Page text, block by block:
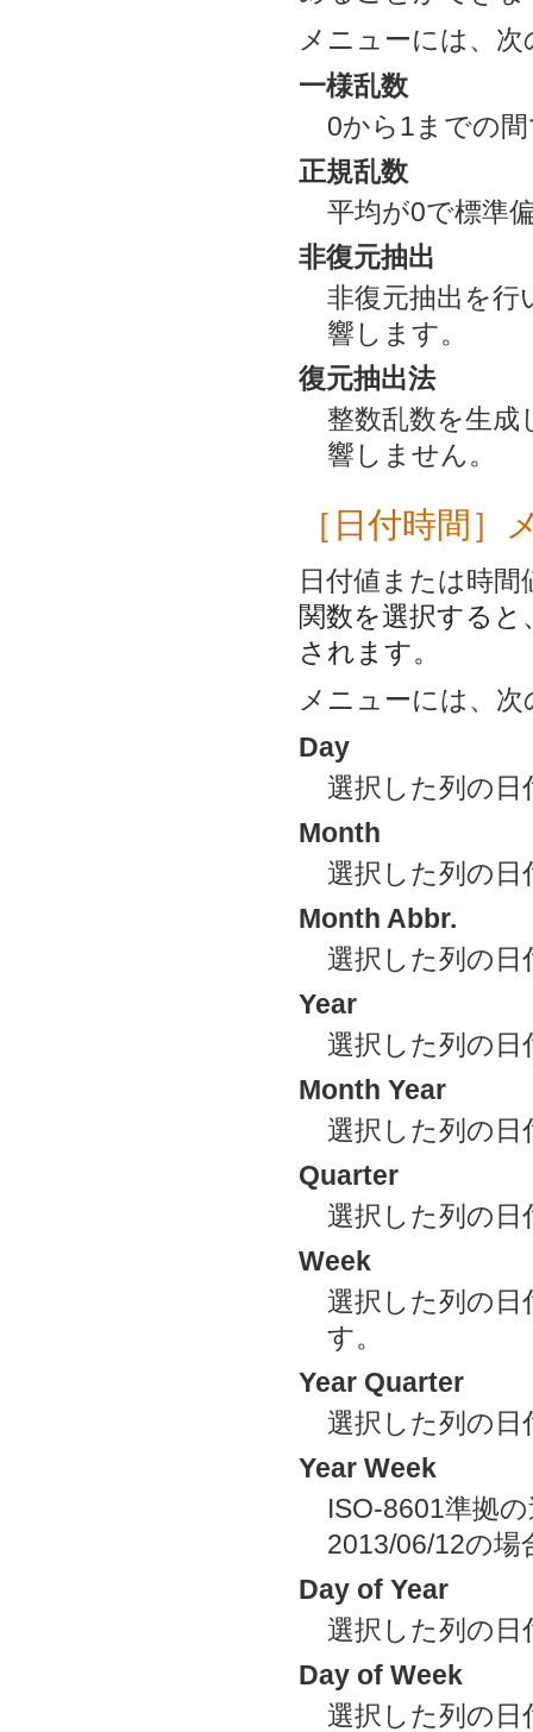
メニューには、
一様乱数
0から1までの
正規乱数
平均が0で標準
非復元抽出
非復元抽出を行
響します。
復元抽出法
整数乱数を生成
響しません。
［日付時間］
日付値または時
関数を選択する
されます。
メニューには、
Day
選択した列の日
Month
選択した列の日
Month Abbr.
選択した列の日
Year
選択した列の日
Month Year
選択した列の日
Quarter
選択した列の日
Week
選択した列の
す。
Year Quarter
選択した列の日
Year Week
ISO-8601準拠
2013/06/12の
Day of Year
選択した列の日
Day of Week
選択した列の日